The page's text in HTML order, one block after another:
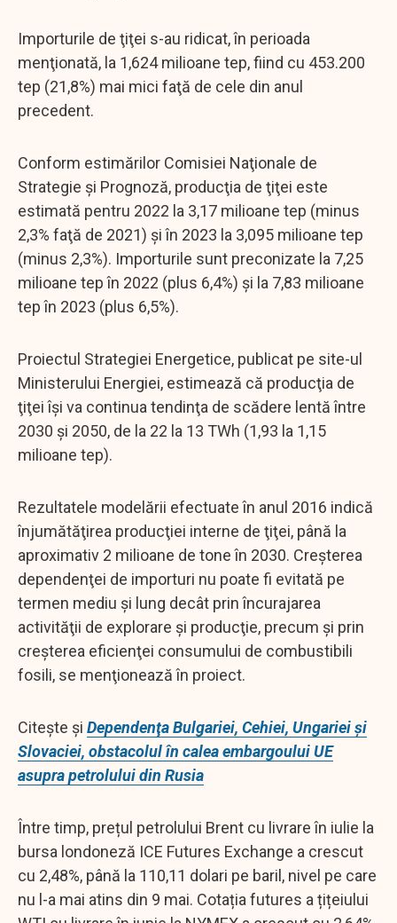
Importurile de ţiţei s-au ridicat, în perioada
menţionată, la 1,624 milioane tep, fiind cu 453.200
tep (21,8%) mai mici faţă de cele din anul
precedent.
Conform estimărilor Comisiei Naţionale de
Strategie şi Prognoză, producţia de ţiţei este
estimată pentru 2022 la 3,17 milioane tep (minus
2,3% faţă de 2021) şi în 2023 la 3,095 milioane tep
(minus 2,3%). Importurile sunt preconizate la 7,25
milioane tep în 2022 (plus 6,4%) şi la 7,83 milioane
tep în 2023 (plus 6,5%).
Proiectul Strategiei Energetice, publicat pe site-ul
Ministerului Energiei, estimează că producţia de
ţiţei îşi va continua tendinţa de scădere lentă între
2030 şi 2050, de la 22 la 13 TWh (1,93 la 1,15
milioane tep).
Rezultatele modelării efectuate în anul 2016 indică
înjumătăţirea producţiei interne de ţiţei, până la
aproximativ 2 milioane de tone în 2030. Creşterea
dependenţei de importuri nu poate fi evitată pe
termen mediu şi lung decât prin încurajarea
activităţii de explorare şi producţie, precum şi prin
creşterea eficienţei consumului de combustibili
fosili, se menţionează în proiect.
Citește și Dependenţa Bulgariei, Cehiei, Ungariei şi
Slovaciei, obstacolul în calea embargoului UE
asupra petrolului din Rusia
Între timp, prețul petrolului Brent cu livrare în iulie la
bursa londoneză ICE Futures Exchange a crescut
cu 2,48%, până la 110,11 dolari pe baril, nivel pe care
nu l-a mai atins din 9 mai. Cotația futures a țițeiului